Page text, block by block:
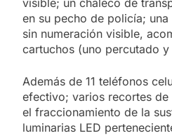
en su pecho de policía;
sin numeración visible,
cartuchos (uno percutado
Además de 11 teléfonos
efectivo; varios recortes
el fraccionamiento de la
luminarias LED